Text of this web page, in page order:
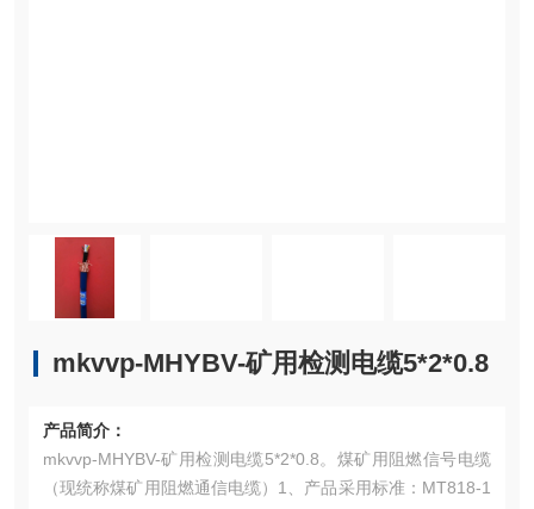
mkvvp-MHYBV-矿用检测电缆5*2*0.8
产品简介：
mkvvp-MHYBV-矿用检测电缆5*2*0.8。煤矿用阻燃信号电缆
（现统称煤矿用阻燃通信电缆）1、产品采用标准：MT818-1